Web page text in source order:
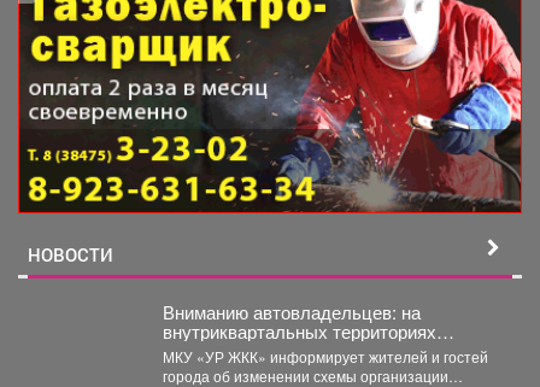
НОВОСТИ
Вниманию автовладельцев: на
внутриквартальных территориях
Междуреченского муниципального
округа вводятся ограничения стоянки.
МКУ «УР ЖКК» информирует жителей и гостей
города об изменении схемы организации